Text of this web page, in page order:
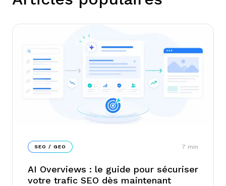
SEO / GEO 7 min
AI Overviews : le guide pour sécuriser
votre trafic SEO dès maintenant